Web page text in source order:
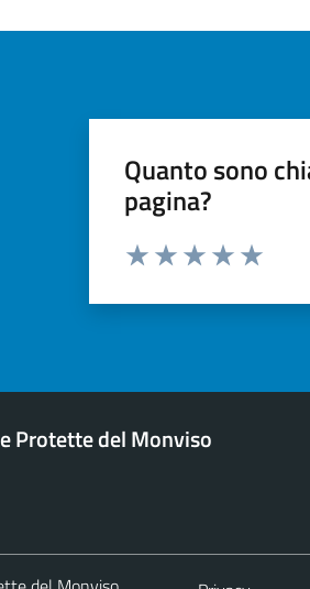
Quanto sono
pagina?
Valuta da 1 a 5 stelle la pagina
Protette del Monviso